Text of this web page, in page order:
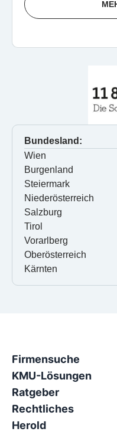
Bundesland:
Wien
Burgenland
Steiermark
Niederösterreich
Salzburg
Tirol
Vorarlberg
Oberösterreich
Kärnten
Firmensuche
KMU-Lösungen
Ratgeber
Rechtliches
Herold